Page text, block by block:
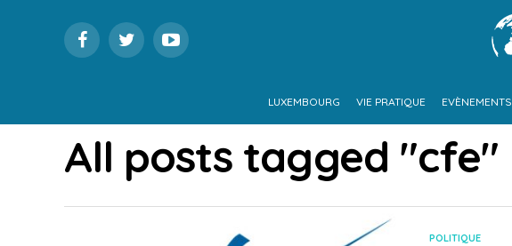
LUXEMBOURG VIE PRATIQUE EVÈNEMENTS
All posts tagged "cfe"
POLITIQUE